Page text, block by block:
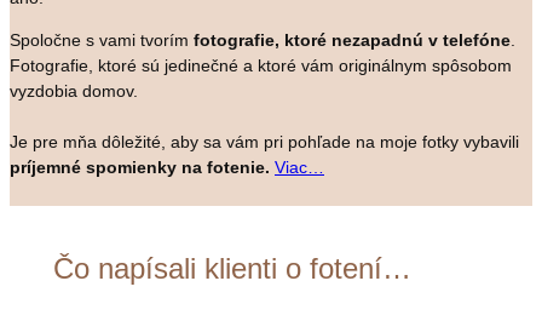
Spoločne s vami tvorím fotografie, ktoré nezapadnú v telefóne
Fotografie, ktoré sú jedinečné a ktoré vám originálnym spôsobom
vyzdobia domov.
Je pre mňa dôležité, aby sa vám pri pohľade na moje fotky vybavili
príjemné spomienky na fotenie. Viac…
Čo napísali klienti o fotení…